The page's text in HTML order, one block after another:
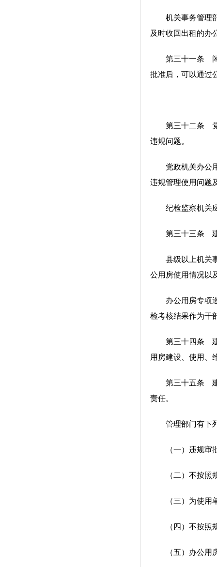
机关事务管理部
及时收回出租的办
第三十一条 闲置
批准后，可以通过
第三十二条 党政
违规问题。
党政机关办公用
违规管理使用问题
纪检监察机关应
第三十三条 建
县级以上机关事
公用房使用情况以
办公用房专项巡
检考核结果作为干
第三十四条 建立
用房建设、使用、
第三十五条 建立
责任。
管理部门有下列
（一）违规审批
（二）不按照规
（三）为使用单
（四）不按照规
（五）办公用房